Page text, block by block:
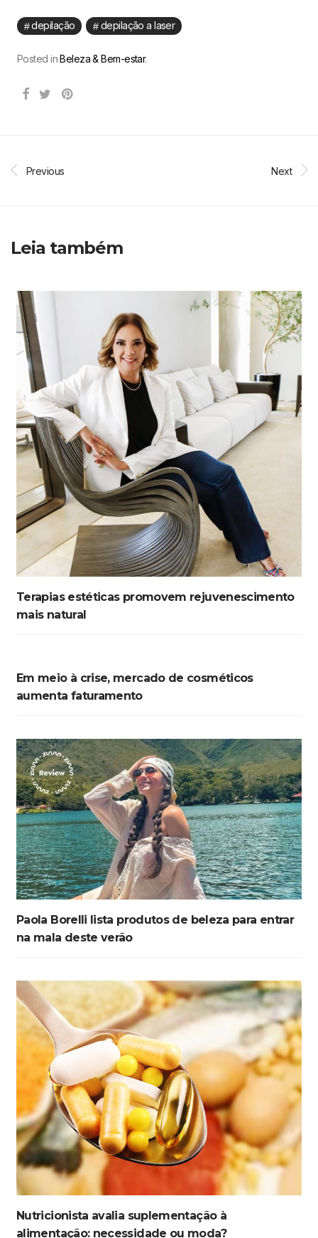
depilação depilação a laser
Posted inBeleza & Bem-estar.
Previous Next
Leia também
Terapias estéticas promovem rejuvenescimento
mais natural
Em meio à crise, mercado de cosméticos
aumenta faturamento
Paola Borelli lista produtos de beleza para entrar
na mala deste verão
Nutricionista avalia suplementação à
alimentação: necessidade ou moda?